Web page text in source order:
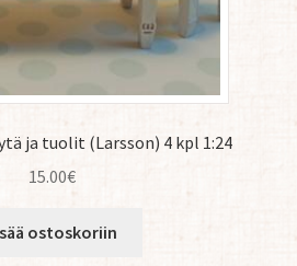
ja tuolit (Larsson) 4 kpl 1:24
15.00€
ostoskoriin